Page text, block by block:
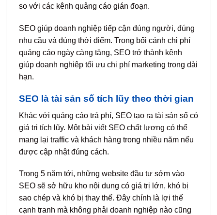
so với các kênh quảng cáo gián đoạn.
SEO giúp doanh nghiệp tiếp cận đúng người, đúng
nhu cầu và đúng thời điểm. Trong bối cảnh chi phí
quảng cáo ngày càng tăng, SEO trở thành kênh
giúp doanh nghiệp tối ưu chi phí marketing trong dài
hạn.
SEO là tài sản số tích lũy theo thời gian
Khác với quảng cáo trả phí, SEO tạo ra tài sản số có
giá trị tích lũy. Một bài viết SEO chất lượng có thể
mang lại traffic và khách hàng trong nhiều năm nếu
được cập nhật đúng cách.
Trong 5 năm tới, những website đầu tư sớm vào
SEO sẽ sở hữu kho nội dung có giá trị lớn, khó bị
sao chép và khó bị thay thế. Đây chính là lợi thế
cạnh tranh mà không phải doanh nghiệp nào cũng